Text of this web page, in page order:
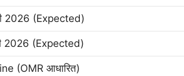
2026 (Expected)
2026 (Expected)
(OMR आधारित)